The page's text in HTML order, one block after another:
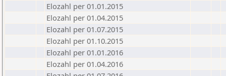
Elozahl per 01.01.2015
Elozahl per 01.04.2015
Elozahl per 01.07.2015
Elozahl per 01.10.2015
Elozahl per 01.01.2016
Elozahl per 01.04.2016